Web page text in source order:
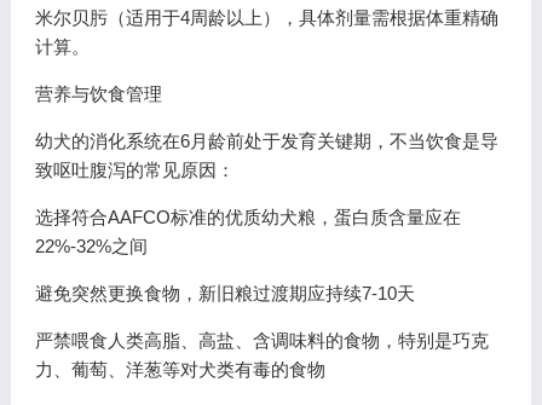
米尔贝肟（适用于4周龄以上），具体剂量需根据体重精确
计算。
营养与饮食管理
幼犬的消化系统在6月龄前处于发育关键期，不当饮食是导
致呕吐腹泻的常见原因：
选择符合AAFCO标准的优质幼犬粮，蛋白质含量应在
22%-32%之间
避免突然更换食物，新旧粮过渡期应持续7-10天
严禁喂食人类高脂、高盐、含调味料的食物，特别是巧克
力、葡萄、洋葱等对犬类有毒的食物